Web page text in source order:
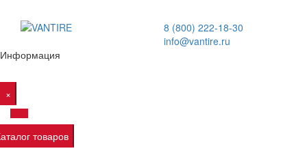
8 (800) 222-18-30
info@vantire.ru
Информация
×
товаров